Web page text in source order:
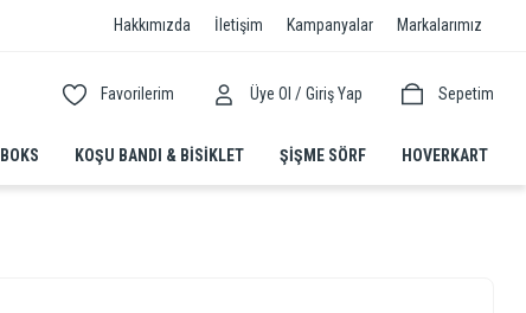
Hakkımızda İletişim Kampanyalar Markalarımız
Favorilerim Üye Ol / Giriş Yap Sepetim
BOKS KOŞU BANDI & BISIKLET ŞIŞME SÖRF HOVERKART